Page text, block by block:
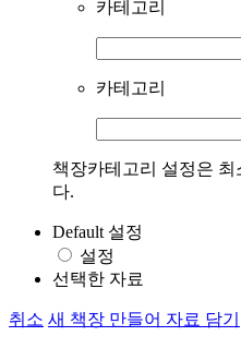
카테고리
카테고리
책장카테고리 설정은 최
다.
Default 설정
설정
선택한 자료
취소 새 책장 만들어 자료 담기